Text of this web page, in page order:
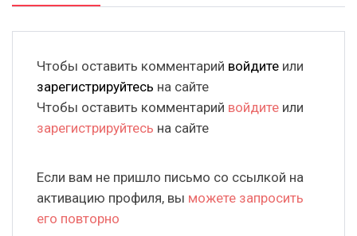
Чтобы оставить комментарий войдите или
зарегистрируйтесь на сайте
Чтобы оставить комментарий войдите или
зарегистрируйтесь на сайте
Если вам не пришло письмо со ссылкой на
активацию профиля, вы можете запросить
его повторно